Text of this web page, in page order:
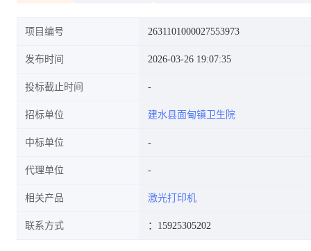
项目编号 2631101000027553973
发布时间 2026-03-26 19:07:35
投标截止时间
招标单位 建水县面甸镇卫生院
中标单位
代理单位
相关产品 激光打印机
联系方式 ：15925305202